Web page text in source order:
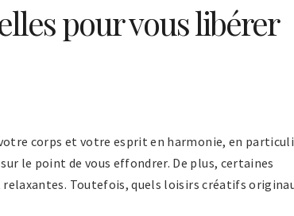
pour vous libérer
corps et votre esprit en harmonie, en
le point de vous effondrer. De plus, certaines
Toutefois, quels loisirs créatifs